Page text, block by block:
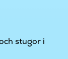
stugor i